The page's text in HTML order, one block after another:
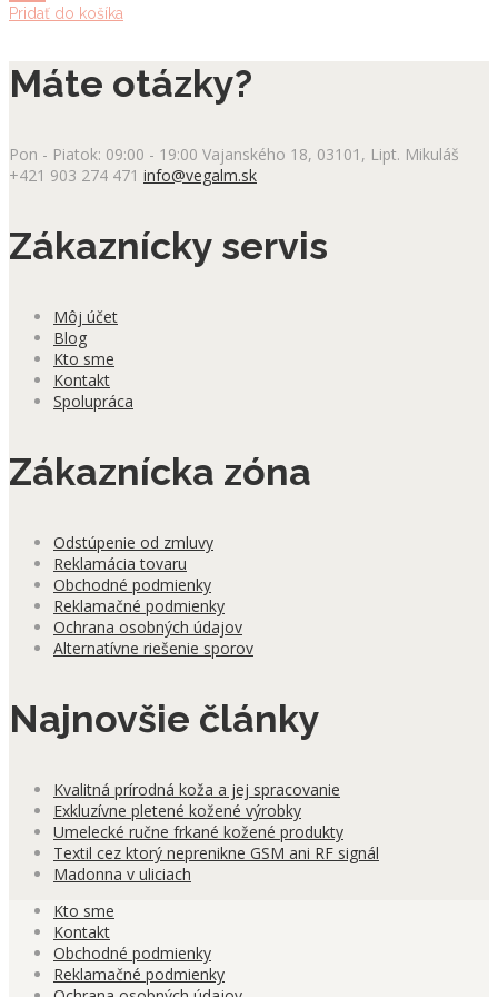
Pridať do košíka
Máte otázky?
Pon - Piatok: 09:00 - 19:00 Vajanského 18, 03101, Lipt. Mikuláš
+421 903 274 471 info@vegalm.sk
Zákaznícky servis
Môj účet
Blog
Kto sme
Kontakt
Spolupráca
Zákaznícka zóna
Odstúpenie od zmluvy
Reklamácia tovaru
Obchodné podmienky
Reklamačné podmienky
Ochrana osobných údajov
Alternatívne riešenie sporov
Najnovšie články
Kvalitná prírodná koža a jej spracovanie
Exkluzívne pletené kožené výrobky
Umelecké ručne frkané kožené produkty
Textil cez ktorý neprenikne GSM ani RF signál
Madonna v uliciach
Kto sme
Kontakt
Obchodné podmienky
Reklamačné podmienky